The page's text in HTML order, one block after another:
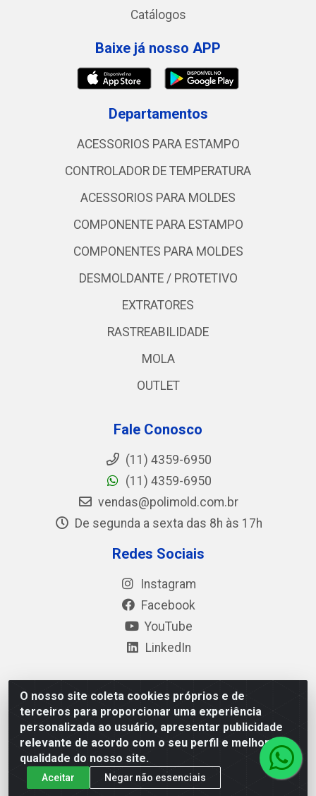
O nosso site coleta cookies próprios e de
terceiros para proporcionar uma experiência
personalizada ao usuário, apresentar publicidade
relevante de acordo com o seu perfil e melhorar a
qualidade do nosso site.
Aceitar
Negar não essenciais
Catálogos
Baixe já nosso APP
Departamentos
ACESSORIOS PARA ESTAMPO
CONTROLADOR DE TEMPERATURA
ACESSORIOS PARA MOLDES
COMPONENTE PARA ESTAMPO
COMPONENTES PARA MOLDES
DESMOLDANTE / PROTETIVO
EXTRATORES
RASTREABILIDADE
MOLA
OUTLET
Fale Conosco
(11) 4359-6950
(11) 4359-6950
vendas@polimold.com.br
De segunda a sexta das 8h às 17h
Redes Sociais
Instagram
Facebook
YouTube
LinkedIn
Polimold Industrial Ltda - Estrada dos Casa, 4585 – São
Bernardo do Campo / SP – CEP: 09.840-000 - CNPJ
44.106.466/0001-41